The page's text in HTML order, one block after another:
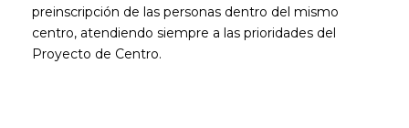
preinscripción de las personas dentro del mismo
centro, atendiendo siempre a las prioridades del
Proyecto de Centro.